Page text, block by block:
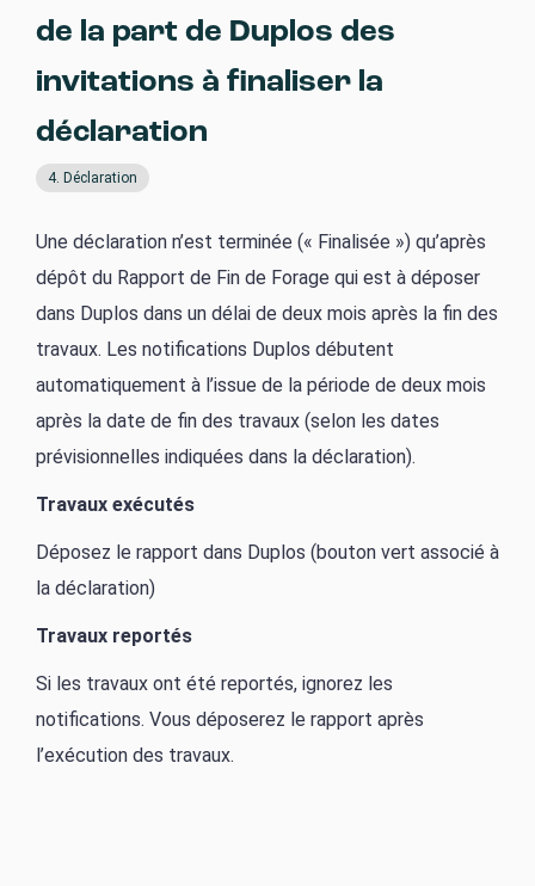
de la part de Duplos des
invitations à finaliser la
déclaration
4. Déclaration
Une déclaration n’est terminée (« Finalisée ») qu’après
dépôt du Rapport de Fin de Forage qui est à déposer
dans Duplos dans un délai de deux mois après la fin des
travaux. Les notifications Duplos débutent
automatiquement à l’issue de la période de deux mois
après la date de fin des travaux (selon les dates
prévisionnelles indiquées dans la déclaration).
Travaux exécutés
Déposez le rapport dans Duplos (bouton vert associé à
la déclaration)
Travaux reportés
Si les travaux ont été reportés, ignorez les
notifications. Vous déposerez le rapport après
l’exécution des travaux.